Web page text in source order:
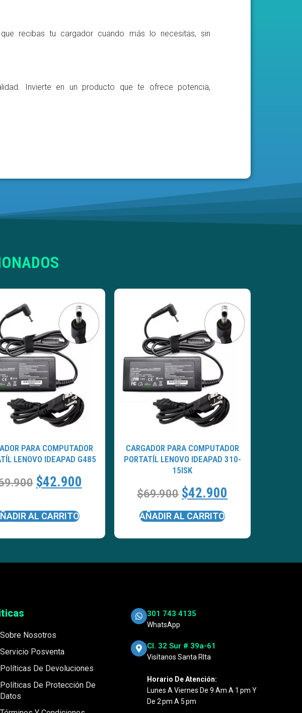
recibas tu cargador cuando más lo necesitas, sin
Invierte en un producto que te ofrece potencia,
PARA COMPUTADOR
LENOVO IDEAPAD G485
$42.900
AL CARRITO
CARGADOR PARA COMPUTADOR
PORTATÍL LENOVO IDEAPAD 310-
15ISK
$69.900 $42.900
AÑADIR AL CARRITO
Sobre Nosotros
Servicio Posventa
Políticas De Devoluciones
Políticas De Protección De
Datos
301 743 4135
WhatsApp
Cl. 32 Sur # 39a-61
Visítanos Santa RIta
Horario De Atención:
Lunes A Viernes De 9 Am A 1 Pm Y
De 2 Pm A 5 Pm